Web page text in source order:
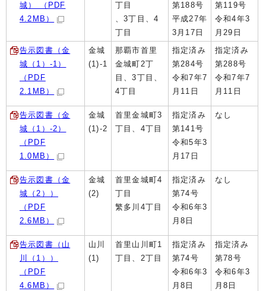
城） （PDF
4.2MB）
丁目
、3丁目、4
丁目
第188号
平成27年
3月17日
第119号
令和4年3
月29日
告示図書（金
城（1）-1）
（PDF
2.1MB）
金城
(1)-1
那覇市首里
金城町2丁
目、3丁目、
4丁目
指定済み
第284号
令和7年7
月11日
指定済み
第288号
令和7年7
月11日
告示図書（金
城（1）-2）
（PDF
1.0MB）
金城
(1)-2
首里金城町3
丁目、4丁目
指定済み
第141号
令和5年3
月17日
なし
告示図書（金
城（2））
（PDF
2.6MB）
金城
(2)
首里金城町4
丁目
繁多川4丁目
指定済み
第74号
令和6年3
月8日
なし
告示図書（山
川（1））
（PDF
4.6MB）
山川
(1)
首里山川町1
丁目、2丁目
指定済み
第74号
令和6年3
月8日
指定済み
第78号
令和6年3
月8日